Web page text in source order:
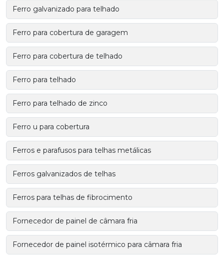
Ferro galvanizado para telhado
Ferro para cobertura de garagem
Ferro para cobertura de telhado
Ferro para telhado
Ferro para telhado de zinco
Ferro u para cobertura
Ferros e parafusos para telhas metálicas
Ferros galvanizados de telhas
Ferros para telhas de fibrocimento
Fornecedor de painel de câmara fria
Fornecedor de painel isotérmico para câmara fria